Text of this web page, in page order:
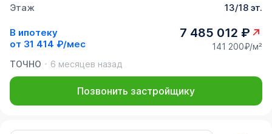
Этаж
13/18 эт.
В ипотеку
от 31 414 ₽/мес
7 485 012 ₽
141 200₽/м²
ТОЧНО
6 месяцев назад
Позвонить застройщику